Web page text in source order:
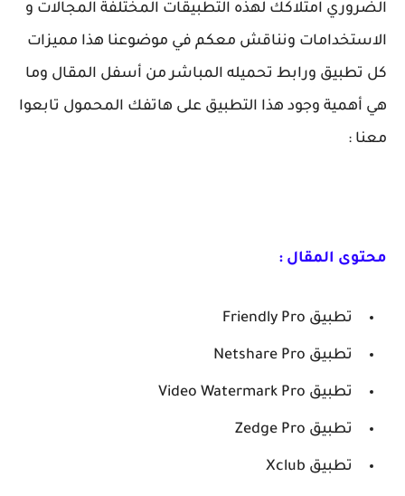
الضروري امتلاكك لهذه التطبيقات المختلفة المجالات و
الاستخدامات ونناقش معكم في موضوعنا هذا مميزات
كل تطبيق ورابط تحميله المباشر من أسفل المقال وما
هي أهمية وجود هذا التطبيق على هاتفك المحمول تابعوا
معنا :
محتوى المقال :
تطبيق Friendly Pro
تطبيق Netshare Pro
تطبيق Video Watermark Pro
تطبيق Zedge Pro
تطبيق Xclub